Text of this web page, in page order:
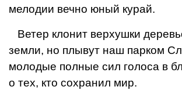
мелодии вечно юный курай.
Ветер клонит верхушки
земли, но плывут наш парком
молодые полные сил голоса в
о тех, кто сохранил мир.